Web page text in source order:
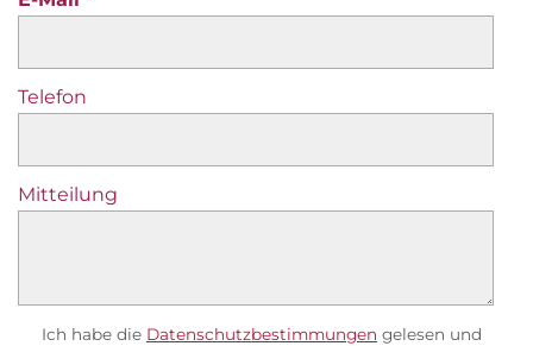
Telefon
Mitteilung
Ich habe die Datenschutzbestimmungen gelesen und